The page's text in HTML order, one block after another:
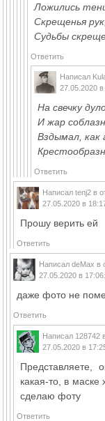
Ложились
Скрещенья
Судьбы
Ответить
Написал
27.05.2020
На свечку
И жар
Вздымал, как
Ответить
Написал tenj2 в
27.05.2020 в
Прошу верить ей
Ответить
Написал deMax в
27.05.2020 в
даже фото не
Ответить
Написал 128742
27.05.2020 в
Представляете,
какая-то, в
сделаю фоту
Ответить